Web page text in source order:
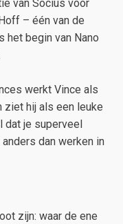
van Socius voor
– één van de
het begin van Nano
werkt Vince als
ziet hij als een leuke
je superveel
dan werken in
zijn: waar de ene